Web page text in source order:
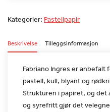
Kategorier: Pastellpapir
Beskrivelse Tilleggsinformasjon
Fabriano Ingres er anbefalt
pastell, kull, blyant og
Strukturen i papiret, og det
og syrefritt gjør det